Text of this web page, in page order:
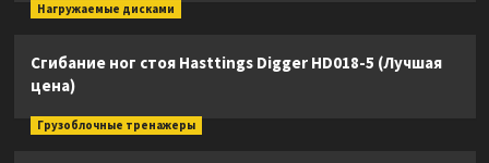
Нагружаемые дисками
Сгибание ног стоя Hasttings Digger HD018-5 (Лучшая
цена)
Грузоблочные тренажеры